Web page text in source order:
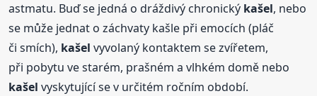
astmatu. Buď se jedná o dráždivý chronický kašel, nebo
se může jednat o záchvaty kašle při emocích (pláč
či smích), kašel vyvolaný kontaktem se zvířetem,
při pobytu ve starém, prašném a vlhkém domě nebo
kašel vyskytující se v určitém ročním období.